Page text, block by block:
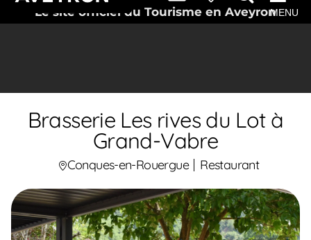
Le site officiel du Tourisme en AveyronMENU
Brasserie Les rives du Lot à
Grand-Vabre
Conques-en-Rouergue Restaurant